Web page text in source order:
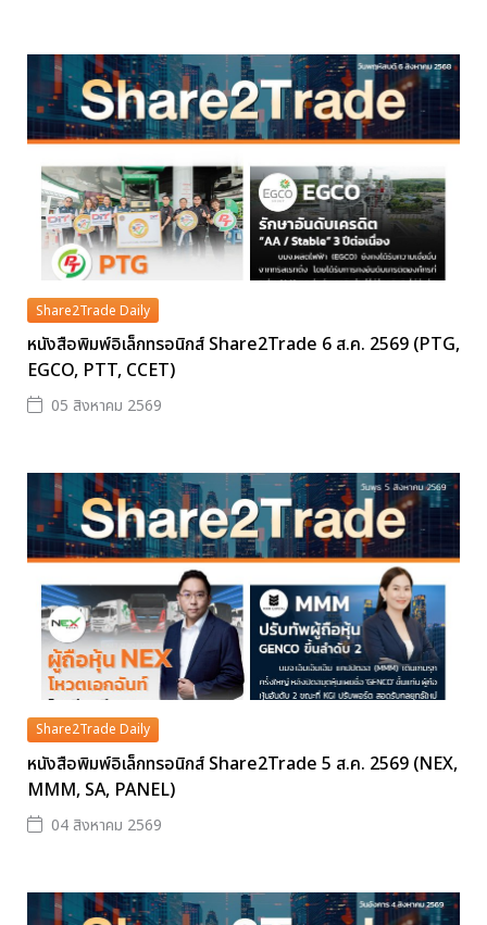
Share2Trade Daily
หนังสือพิมพ์อิเล็กทรอนิกส์ Share2Trade 6 ส.ค. 2569 (PTG,
EGCO, PTT, CCET)
05 สิงหาคม 2569
Share2Trade Daily
หนังสือพิมพ์อิเล็กทรอนิกส์ Share2Trade 5 ส.ค. 2569 (NEX,
MMM, SA, PANEL)
04 สิงหาคม 2569